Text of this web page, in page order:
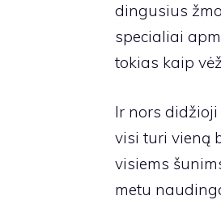
dingusius
specialiai
tokias kaip
Ir nors
visi turi vieną
visiems
metu